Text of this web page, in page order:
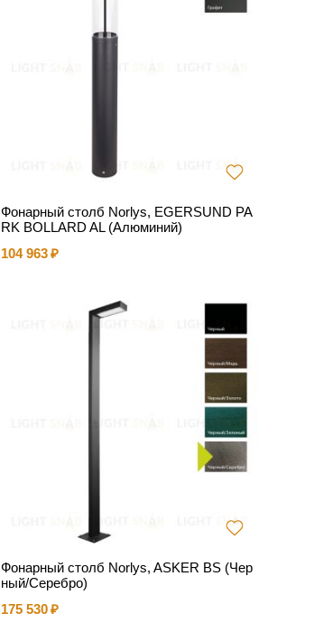
Фонарный столб Norlys, EGERSUND PA
RK BOLLARD AL (Алюминий)
104 963
Фонарный столб Norlys, ASKER BS (Чер
ный/Серебро)
175 530